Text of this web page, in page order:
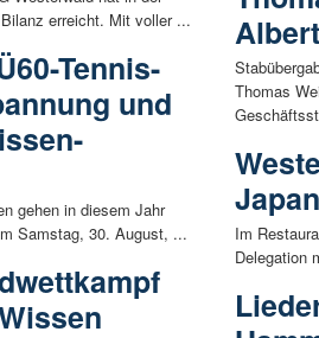
erreicht. Mit voller ...
Tennis-
und
gehen in diesem Jahr
Samstag, 30. August, ...
Thomas
Im
Delegation